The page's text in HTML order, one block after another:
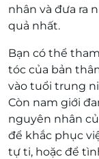
nhân và đưa ra
quả nhất.
Bạn có thể
tóc của bản
vào tuổi trung
Còn nam giới
nguyên nhân
để khắc phục
tự ti, hoặc để